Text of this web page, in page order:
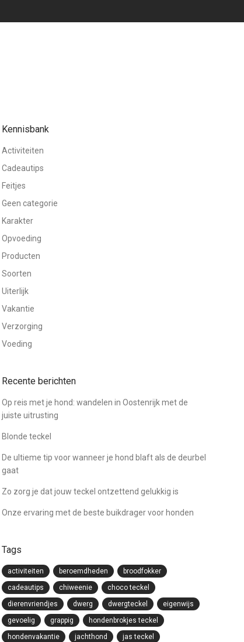
Kennisbank
Activiteiten
Cadeautips
Feitjes
Geen categorie
Karakter
Opvoeding
Producten
Soorten
Uiterlijk
Vakantie
Verzorging
Voeding
Recente berichten
Op reis met je hond: wandelen in Oostenrijk met de
juiste uitrusting
Blonde teckel
De ultieme tip voor wanneer je hond blaft als de deurbel
gaat
Zo zorg je dat jouw teckel ontzettend gelukkig is
Onze ervaring met de beste buikdrager voor honden
Tags
activiteiten beroemdheden
broodfokker
cadeautips
chiweenie
choco teckel
dierenvriendjes
dwerg dwergteckel
eigenwijs
gevoelig
grappig
hondenbrokjes teckel
hondenvakantie
jachthond
jas teckel